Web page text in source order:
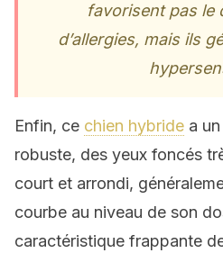
favorisent pas le
d’allergies, mais ils
Enfin, ce chien hybride a
robuste, des yeux foncés
court et arrondi,
courbe au niveau de son
caractéristique frappante